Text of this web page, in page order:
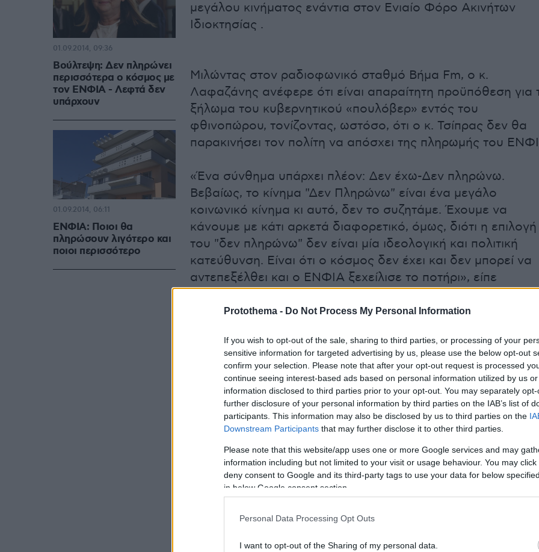
Protothema - Do Not Process My Personal Information
If you wish to opt-out of the sale, sharing to third parties, or processing of your
sensitive information for targeted advertising by us, please use the below opt-out
confirm your selection. Please note that after your opt-out request is processed
continue seeing interest-based ads based on personal information utilized by us
information disclosed to third parties prior to your opt-out. You may separately
further disclosure of your personal information by third parties on the IAB’s list of
participants. This information may also be disclosed by us to third parties on the
Downstream Participants that may further disclose it to other third parties.
Please note that this website/app uses one or more Google services and may
information including but not limited to your visit or usage behaviour. You may
deny consent to Google and its third-party tags to use your data for below
in below Google consent section.
Personal Data Processing Opt Outs
I want to opt-out of the Sharing of my personal data.
μεγάλου κινήματος ενάντια στον Ενιαίο Φόρο Ακινήτων
Ιδιοκτησίας .
Μιλώντας στον ραδιοφωνικό σταθμό Βήμα Fm, ο κ.
Λαφαζάνης ανέφερε ότι είναι απαραίτητη προϋπόθεση για
ξήλωμα του κυβερνητικού «πουλόβερ» εντός του
φθινοπώρου, τονίζοντας, ωστόσο, ότι ο κ. Τσίπρας δεν θα
παρακινήσει τον πολίτη να απόσχει της πληρωμής του
«Ένα σύνθημα υπάρχει πλέον: Δεν έχω-Δεν πληρώνω.
Βεβαίως, το κίνημα "Δεν Πληρώνω" είναι ένα μεγάλο
κοινωνικό κίνημα κι αυτό, δεν το συζητάμε. Έχουμε να
κάνουμε με κάτι αρκετά διαφορετικό, όμως, διότι η επιλογή
του "δεν πληρώνω" δεν είναι μία ιδεολογική και πολιτική
κατεύθυνση. Είναι ότι ο κόσμος δεν έχει και δεν μπορεί να
αντεπεξέλθει και ο ΕΝΦΙΑ ξεχείλισε το ποτήρι», είπε
Όσον αφορά στις προθέσεις του ΣΥΡΙΖΑ για τον ΕΝΦΙΑ, ο
Λαφαζάνης εμφανίστηκε κατηγορηματικός ότι θα
καταργηθεί, διευκρινίζοντας ωστόσο, πως «αν υπάρξει
στην ακίνητη περιουσία, θα αφορά πραγματικά τη μεγάλη
ακίνητη περιουσία».
Βούλτεψη: Δεν πληρώνει
περισσότερα ο κόσμος με
τον ΕΝΦΙΑ - Λεφτά δεν
υπάρχουν
01.09.2014, 09:36
ΕΝΦΙΑ: Ποιοι θα
πληρώσουν λιγότερο και
ποιοι περισσότερο
01.09.2014, 06:11